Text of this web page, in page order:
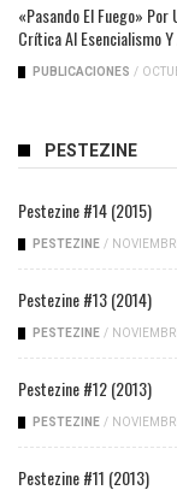
«Pasando El Fuego»
Crítica Al Esencialismo
PUBLICACIONES /
PESTEZINE
Pestezine #14 (2015)
PESTEZINE /
Pestezine #13 (2014)
PESTEZINE /
Pestezine #12 (2013)
PESTEZINE /
Pestezine #11 (2013)